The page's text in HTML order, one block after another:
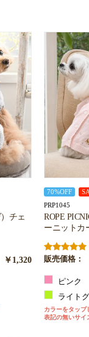
チェ
￥1,320
70%OFF
PRP1045
ROPE
ーニットカ
販売価格：
ピンク
ライト
カラーをタップ
表記の無いサイ